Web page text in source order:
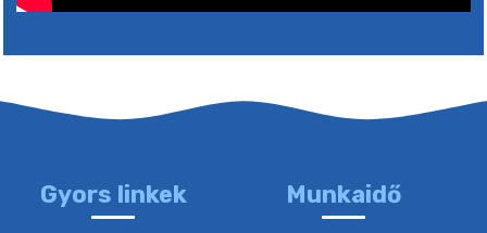
3. augusztus 2026 05:00
20. július 2026 12:38
Gyors linkek Munkaidő